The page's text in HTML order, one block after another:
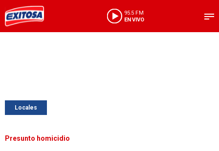
95.5 FM
EN VIVO
Locales
Presunto homicidio